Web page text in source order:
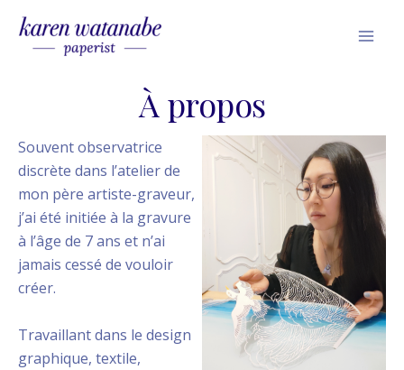
À propos
Souvent observatrice
discrète dans l’atelier de
mon père artiste-graveur,
j’ai été initiée à la gravure
à l’âge de 7 ans et n’ai
jamais cessé de vouloir
créer.
Travaillant dans le design
graphique, textile,